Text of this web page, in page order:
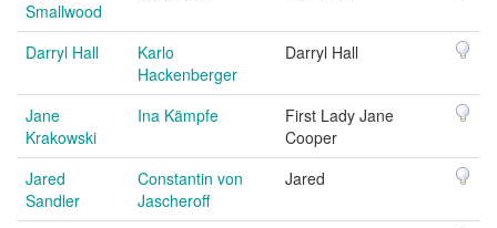
Smallwood
Darryl Hall
Karlo
Hackenberger
Darryl Hall
Jane
Krakowski
Ina Kämpfe
First Lady Jane
Cooper
Jared
Sandler
Constantin von
Jascheroff
Jared